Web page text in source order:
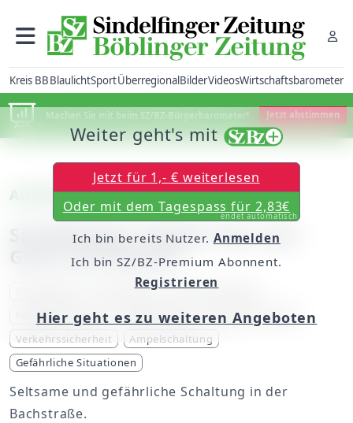
Kreis BBBlaulichtSportÜberregionalBilderVideosWirtschaftsbarometer
Machen Sie mit beim SZ/BZ-Bürgerbarometer! Jetzt abstimmen
Autofahrer sehen beides
Sindelfinger Ampel: Rot und
Grün auf einmal
Bachstraße
Floschenstadion
Fußgängertaster
Bedarfsampel
Baustellenampel
Verkehrssicherheit
Ampelschaltung
Gefährliche Situationen
Seltsame und gefährliche Schaltung in der
Bachstraße.
Weiter geht's mit
Jetzt für 1,- € weiterlesen
Oder mit dem Tagespass für 2,83€
endet automatisch
Ich bin bereits Nutzer. Anmelden
Ich bin SZ/BZ-Premium Abonnent.
Registrieren
Hier geht es zu weiteren Angeboten